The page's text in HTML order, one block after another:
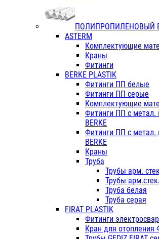
ПОЛИПРОПИЛЕНОВЫЙ
ASTERM
Комплектующие
Краны
Фитинги
BERKE PLASTIK
Фитинги ПП белые
Фитинги ПП серые
Комплектующие
Фитинги ПП с метал.
BERKE
Фитинги ПП с метал.
BERKE
Краны
Труба
Трубы арм.
Трубы
Труба белая
Труба серая
FIRAT PLASTIK
Фитинги
Кран для отопления